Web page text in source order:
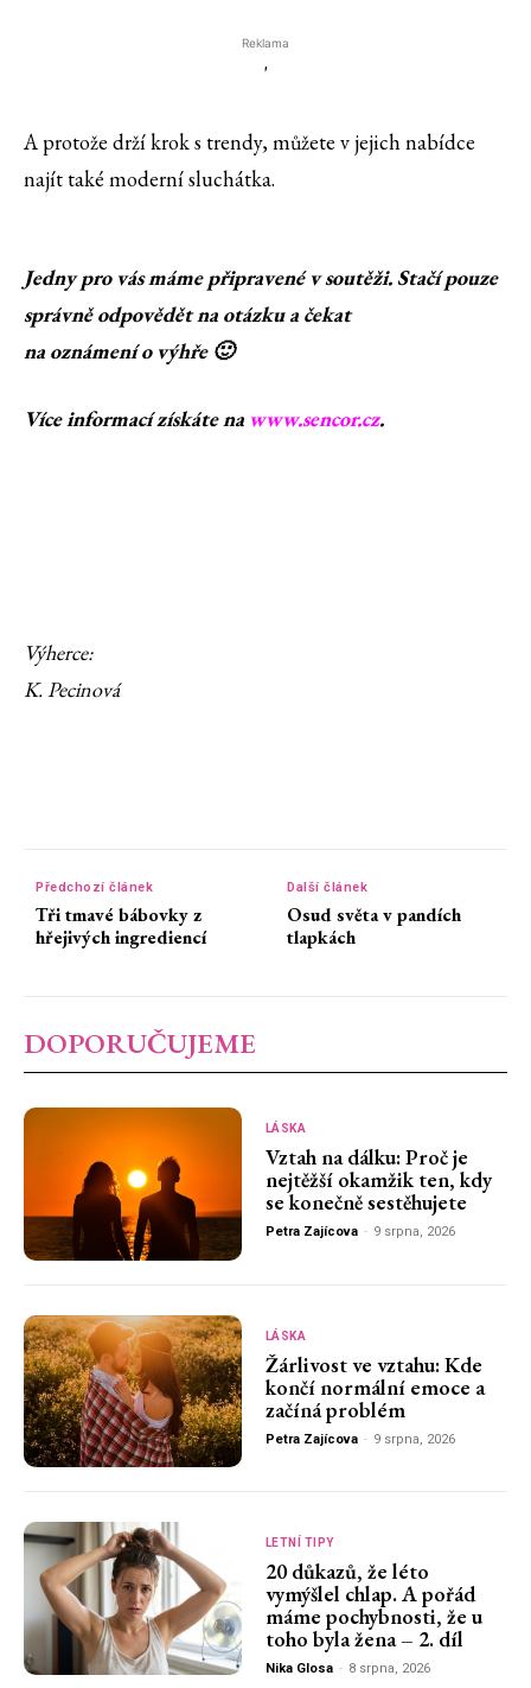
Reklama
'
A protože drží krok s trendy, můžete v jejich nabídce
najít také moderní sluchátka.
Jedny pro vás máme připravené v soutěži. Stačí pouze
správně odpovědět na otázku a čekat
na oznámení o výhře 🙂
Více informací získáte na www.sencor.cz.
Výherce:
K. Pecinová
Předchozí článek
Tři tmavé bábovky z
hřejivých ingrediencí
Další článek
Osud světa v pandích
tlapkách
DOPORUČUJEME
LÁSKA
Vztah na dálku: Proč je
nejtěžší okamžik ten, kdy
se konečně sestěhujete
Petra Zajícova - 9 srpna, 2026
LÁSKA
Žárlivost ve vztahu: Kde
končí normální emoce a
začíná problém
Petra Zajícova - 9 srpna, 2026
LETNÍ TIPY
20 důkazů, že léto
vymýšlel chlap. A pořád
máme pochybnosti, že u
toho byla žena – 2. díl
Nika Glosa - 8 srpna, 2026